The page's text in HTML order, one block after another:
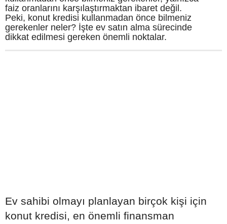
faiz oranlarını karşılaştırmaktan ibaret değil.
Peki, konut kredisi kullanmadan önce bilmeniz
gerekenler neler? İşte ev satın alma sürecinde
dikkat edilmesi gereken önemli noktalar.
Ev sahibi olmayı planlayan birçok kişi için
konut kredisi, en önemli finansman